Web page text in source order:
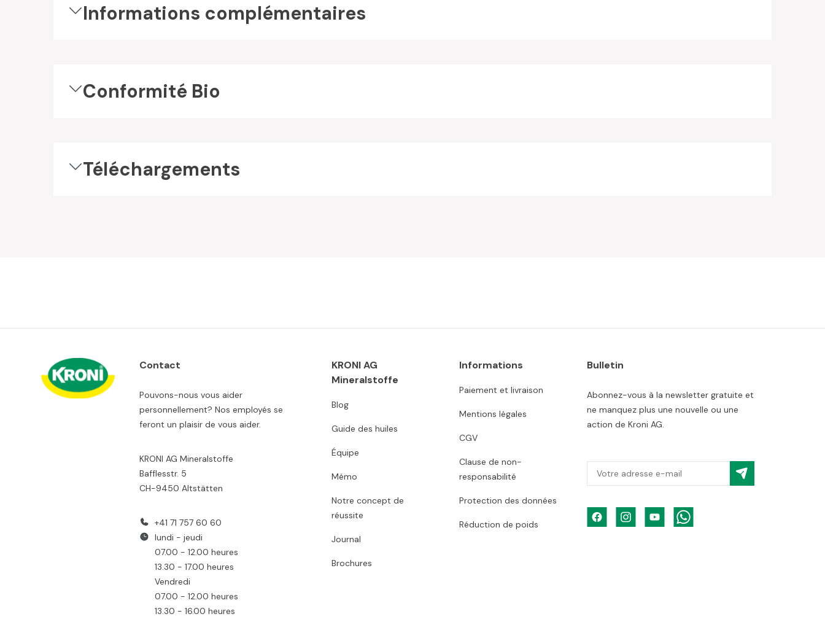
Informations complémentaires
Conformité Bio
Téléchargements
Contact
Pouvons-nous vous aider
personnellement? Nos employés se
feront un plaisir de vous aider.
KRONI AG Mineralstoffe
Bafflesstr. 5
CH-9450 Altstätten
+41 71 757 60 60
lundi - jeudi
07.00 - 12.00 heures
13.30 - 17.00 heures
Vendredi
07.00 - 12.00 heures
13.30 - 16.00 heures
KRONI AG
Mineralstoffe
Blog
Guide des huiles
Équipe
Mémo
Notre concept de
réussite
Journal
Brochures
Informations
Paiement et livraison
Mentions légales
CGV
Clause de non-
responsabilité
Protection des données
Réduction de poids
Bulletin
Abonnez-vous à la newsletter gratuite et
ne manquez plus une nouvelle ou une
action de Kroni AG.